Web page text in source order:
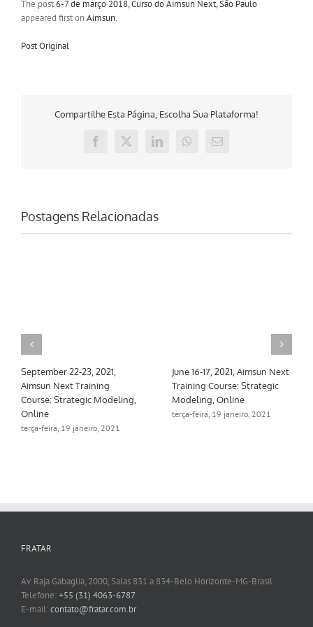
The post6-7 de março 2018, Curso do Aimsun Next, São Paulo
appeared first onAimsun.
Post Original
Compartilhe Esta Página, Escolha Sua Plataforma!
Facebook
X LinkedInWhatsApp
E-
Postagens Relacionadas
September 22-23, 2021,
Aimsun Next Training
Course: Strategic Modeling,
Online
terça-feira, 19 janeiro, 2021
June 16-17, 2021, Aimsun Next
Training Course: Strategic
Modeling, Online
terça-feira, 19 janeiro, 2021
FRATAR
Av. Raja Gabaglia, 2000, Salas 831 a 834-Belo Horizonte-MG-Brasil
Telefone:+55 (31) 4063-6787
E-mail:contato@fratar.com.br